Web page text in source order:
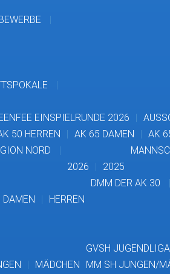
EINSPIELRUNDE 2026
50 HERREN AK 65 DAMEN AK
NORD
2026
2025
DAMEN
HERREN
DMM DER AK 30
MÄDCHEN
GVSH
MM SH JUNGEN/